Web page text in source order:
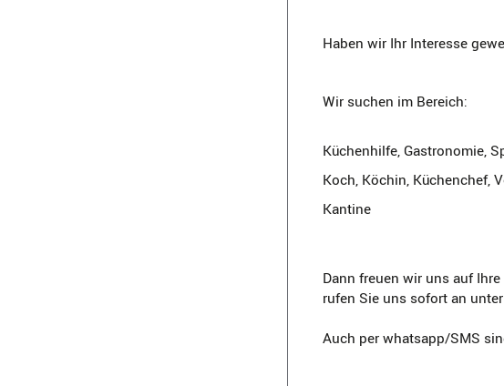
Haben wir Ihr Interesse
Wir suchen im Bereich:
Küchenhilfe, Gastronomie,
Koch, Köchin, Küchenchef,
Kantine
Dann freuen wir uns auf
rufen Sie uns sofort an
Auch per whatsapp/SMS